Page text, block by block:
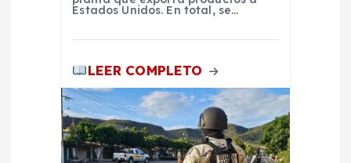
Estados Unidos. En total, se…
LEER COMPLETO